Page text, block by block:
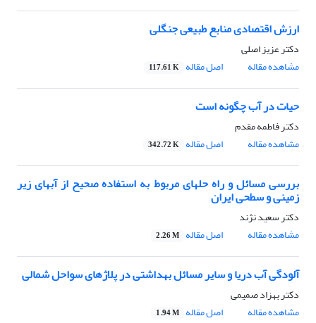
ارزش اقتصادی منابع طبیعی جنگلی
دکتر عزیز اصلی
مشاهده مقاله
اصل مقاله 117.61 K
حیات در آب چگونه است
دکتر فاطمه مقدم
مشاهده مقاله
اصل مقاله 342.72 K
بررسی مسائل و راه حلهای مربوط به استفاده صحیح از آبهای زیر
زمینی و سطحی ایران
دکتر سعید نژند
مشاهده مقاله
اصل مقاله 2.26 M
آلودگی آب دریا و سایر مسائل بهداشتی در پلاژهای سواحل شمالی
دکتر بهزاد صمیمی
مشاهده مقاله
اصل مقاله 1.94 M